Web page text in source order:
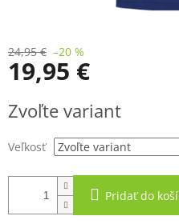
24,95 € –20 %
19,95 €
cena:
Zvoľte variant
Veľkosť
Pridať do